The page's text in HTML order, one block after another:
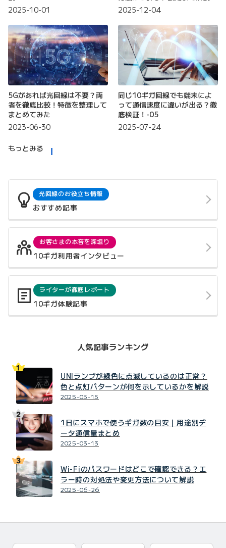
2025-10-01
2025-12-04
5Gがあれば光回線は不要？両
者を徹底比較！特徴を整理して
まとめてみた
2023-06-30
同じ10ギガ回線でも端末によ
って通信速度に違いが出る？徹
底検証！-05
2025-07-24
もっとみる
光回線のお役立ち情報
おすすめ記事
お客さまの本音を深堀り
10ギガ利用者インタビュー
ライターが徹底レポート
10ギガ体験記事
人気記事ランキング
UNIランプが緑色に点滅しているのは正常？
色と点灯パターンが何を示しているかを解説
2025-05-15
1日にスマホで使うギガ数の目安｜用途別デ
ータ通信量まとめ
2025-03-13
Wi-Fiのパスワードはどこで確認できる？エ
ラー時の対処法や変更方法について解説
2025-06-26